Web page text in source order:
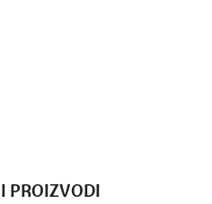
PROIZVODI